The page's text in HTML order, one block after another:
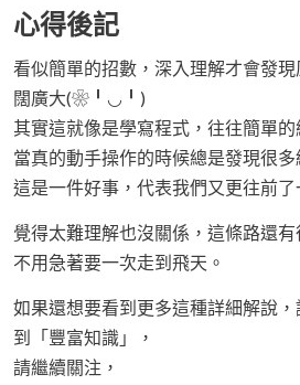
心得後記
看似簡單的招數，深入理解才會發
闊廣大(❀╹◡╹)
其實這就像是學寫程式，往往簡單的
當真的動手操作的時候總是發現很多
這是一件好事，代表我們又更往前了
覺得太難理解也沒關係，這條路還有
不用急著要一次走到飛天。
如果還想要看到更多這種詳細解說
到「豐富知識」，
請繼續關注，